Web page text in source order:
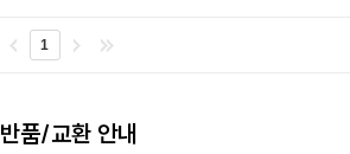
성과 성’을 주제로 한 프로그램을 선보였
비용도, 학연이나 지연 같은 사회적 자원
1
품/교환 안내